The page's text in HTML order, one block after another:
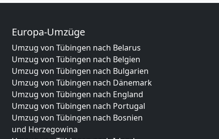
Europa-Umzüge
Umzug von Tübingen nach Belarus
Umzug von Tübingen nach Belgien
Umzug von Tübingen nach Bulgarien
Umzug von Tübingen nach Dänemark
Umzug von Tübingen nach England
Umzug von Tübingen nach Portugal
Umzug von Tübingen nach Bosnien
und Herzegowina